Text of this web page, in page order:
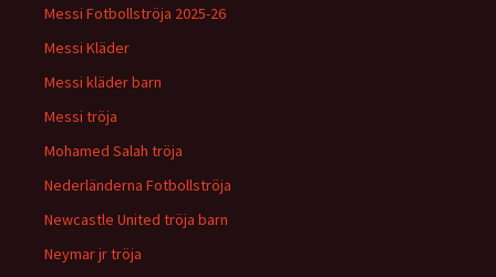
Messi Fotbollströja 2025-26
Messi Kläder
Messi kläder barn
Messi tröja
Mohamed Salah tröja
Nederländerna Fotbollströja
Newcastle United tröja barn
Neymar jr tröja